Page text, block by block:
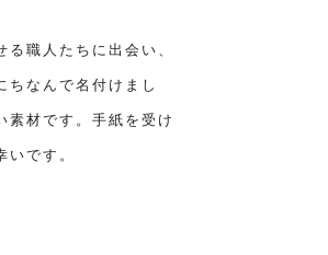
職人たちに出会い、
なんで名付けまし
素材です。手紙を受け
です。